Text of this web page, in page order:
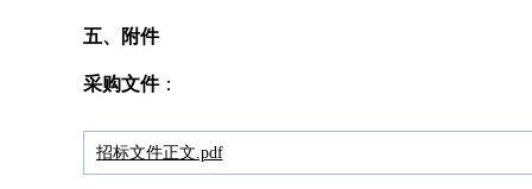
五、附件
采购文件：
招标文件正文.pdf